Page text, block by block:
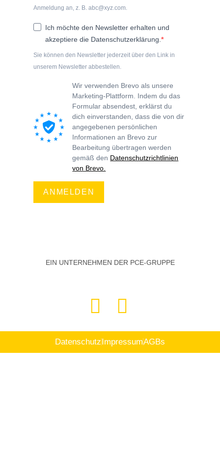
Anmeldung an, z. B. abc@xyz.com.
Ich möchte den Newsletter erhalten und
akzeptiere die Datenschutzerklärung.
Sie können den Newsletter jederzeit über den Link in
unserem Newsletter abbestellen.
Wir verwenden Brevo als unsere
Marketing-Plattform. Indem du das
Formular absendest, erklärst du
dich einverstanden, dass die von dir
angegebenen persönlichen
Informationen an Brevo zur
Bearbeitung übertragen werden
gemäß den Datenschutzrichtlinien
von Brevo.
ANMELDEN
EIN UNTERNEHMEN DER PCE-GRUPPE
DatenschutzImpressumAGBs